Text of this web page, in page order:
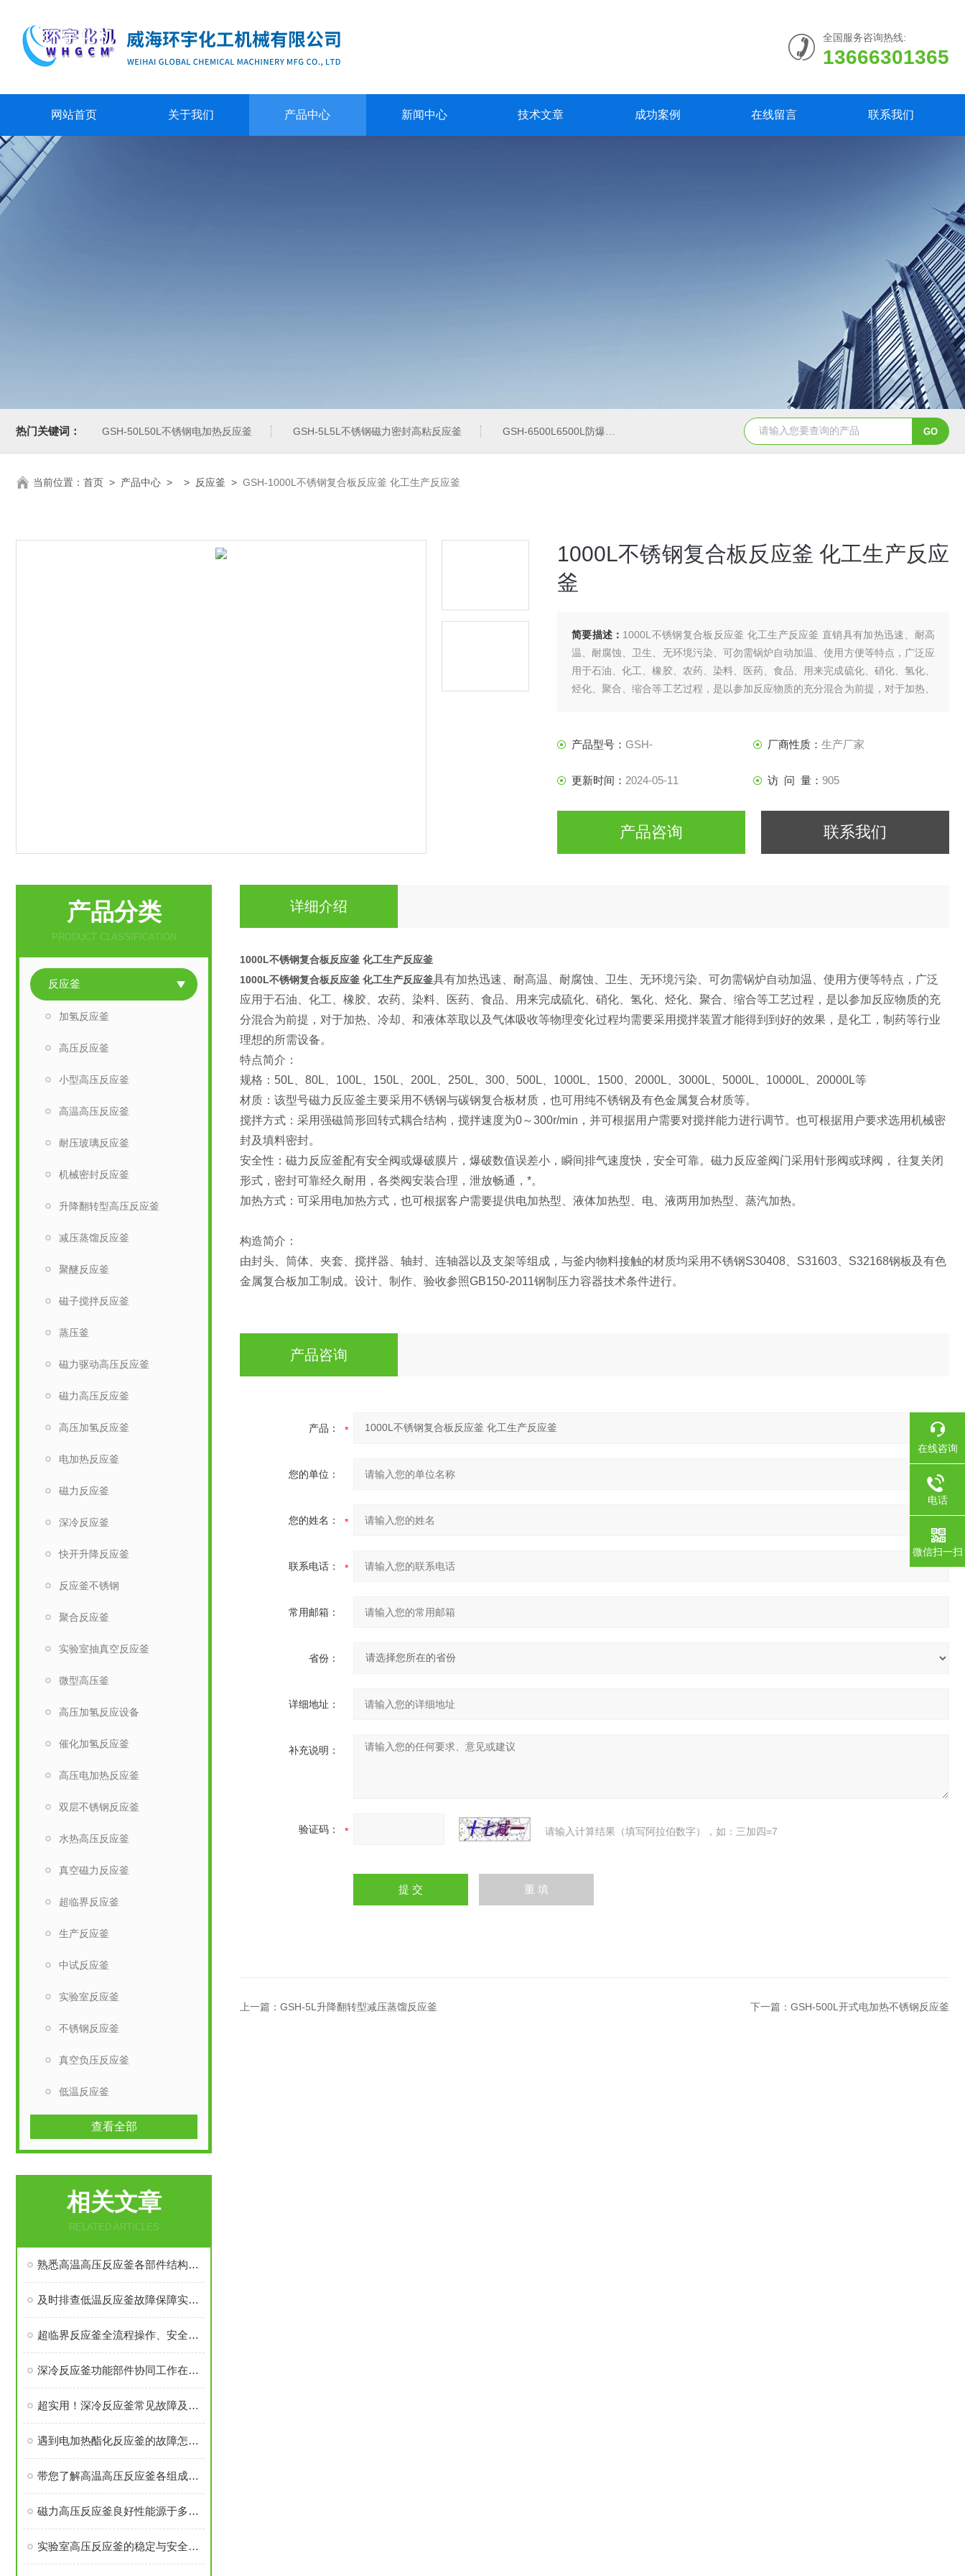
全国服务咨询热线:
13666301365
网站首页 关于我们 产品中心 新闻中心 技术文章 成功案例 在线留言 联系我们
热门关键词： GSH-50L50L不锈钢电加热反应釜 GSH-5L5L不锈钢磁力密封高粘反应釜 GSH-6500L6500L防爆加氢工业反应釜 GSH-0.5L0.5L不锈钢磁力密封聚酯反应釜
当前位置： 首页 > 产品中心 > > 反应釜 > GSH-1000L不锈钢复合板反应釜 化工生产反应釜
1000L不锈钢复合板反应釜 化工生产反应
釜
简要描述： 1000L不锈钢复合板反应釜 化工生产反应釜 直销具有加热迅速、耐高
温、耐腐蚀、卫生、无环境污染、可勿需锅炉自动加温、使用方便等特点，广泛应
用于石油、化工、橡胶、农药、染料、医药、食品、用来完成硫化、硝化、氢化、
烃化、聚合、缩合等工艺过程，是以参加反应物质的充分混合为前提，对于加热、
产品型号： GSH- 厂商性质： 生产厂家
更新时间： 2024-05-11 访 问 量： 905
产品咨询 联系我们
产品分类
PRODUCT CLASSIFICATION
反应釜
加氢反应釜
高压反应釜
小型高压反应釜
高温高压反应釜
耐压玻璃反应釜
机械密封反应釜
升降翻转型高压反应釜
减压蒸馏反应釜
聚醚反应釜
磁子搅拌反应釜
蒸压釜
磁力驱动高压反应釜
磁力高压反应釜
高压加氢反应釜
电加热反应釜
磁力反应釜
深冷反应釜
快开升降反应釜
反应釜不锈钢
聚合反应釜
实验室抽真空反应釜
微型高压釜
高压加氢反应设备
催化加氢反应釜
高压电加热反应釜
双层不锈钢反应釜
水热高压反应釜
真空磁力反应釜
超临界反应釜
生产反应釜
中试反应釜
实验室反应釜
不锈钢反应釜
真空负压反应釜
低温反应釜
查看全部
相关文章
RELATED ARTICLES
熟悉高温高压反应釜各部件结构与作用保障实验过程安全稳定
及时排查低温反应釜故障保障实验与生产工序稳定开展
超临界反应釜全流程操作、安全管控与日常维护要求
深冷反应釜功能部件协同工作在低温度下维持反应体系的稳定性
超实用！深冷反应釜常见故障及解决办法大汇总
遇到电加热酯化反应釜的故障怎么办
带您了解高温高压反应釜各组成部件的功能特点
磁力高压反应釜良好性能源于多个高可靠性功能模块的精密集成
实验室高压反应釜的稳定与安全源于多个核心部件的科学设计
详细介绍
1000L不锈钢复合板反应釜 化工生产反应釜
1000L不锈钢复合板反应釜 化工生产反应釜具有加热迅速、耐高温、耐腐蚀、卫生、无环境污染、可勿需锅炉自动加温、使用方便等特点，广泛
应用于石油、化工、橡胶、农药、染料、医药、食品、用来完成硫化、硝化、氢化、烃化、聚合、缩合等工艺过程，是以参加反应物质的充
分混合为前提，对于加热、冷却、和液体萃取以及气体吸收等物理变化过程均需要采用搅拌装置才能得到到好的效果，是化工，制药等行业
理想的所需设备。
特点简介：
规格：50L、80L、100L、150L、200L、250L、300、500L、1000L、1500、2000L、3000L、5000L、10000L、20000L等
材质：该型号磁力反应釜主要采用不锈钢与碳钢复合板材质，也可用纯不锈钢及有色金属复合材质等。
搅拌方式：采用强磁筒形回转式耦合结构，搅拌速度为0～300r/min，并可根据用户需要对搅拌能力进行调节。也可根据用户要求选用机械密
封及填料密封。
安全性：磁力反应釜配有安全阀或爆破膜片，爆破数值误差小，瞬间排气速度快，安全可靠。磁力反应釜阀门采用针形阀或球阀， 往复关闭
形式，密封可靠经久耐用，各类阀安装合理，泄放畅通，*。
加热方式：可采用电加热方式，也可根据客户需要提供电加热型、液体加热型、电、液两用加热型、蒸汽加热。
构造简介：
由封头、筒体、夹套、搅拌器、轴封、连轴器以及支架等组成，与釜内物料接触的材质均采用不锈钢S30408、S31603、S32168钢板及有色
金属复合板加工制成。设计、制作、验收参照GB150-2011钢制压力容器技术条件进行。
产品咨询
产品：
您的单位：
您的姓名：
联系电话：
常用邮箱：
省份：
详细地址：
补充说明：
验证码： 请输入计算结果（填写阿拉伯数字），如：三加四=7
上一篇： GSH-5L升降翻转型减压蒸馏反应釜 下一篇： GSH-500L开式电加热不锈钢反应釜
在线咨询
电话
微信扫一扫